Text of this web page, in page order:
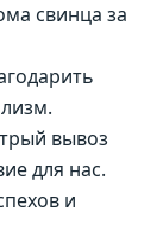
свинца за
вывоз
для нас.
и